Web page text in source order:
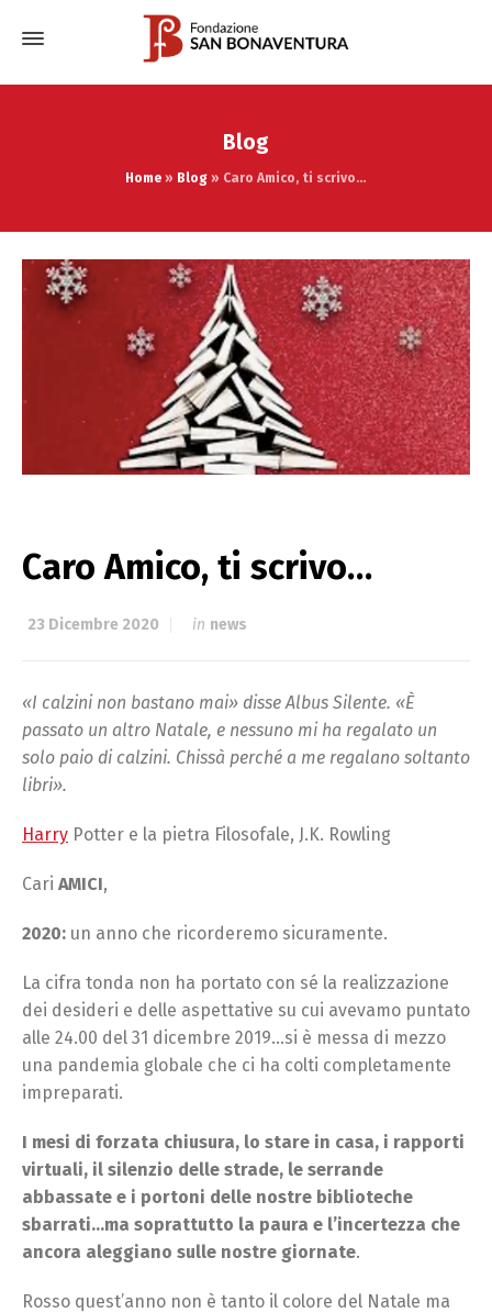
Blog
Home » Blog » Caro Amico, ti scrivo…
Caro Amico, ti scrivo…
23 Dicembre 2020 in news
«I calzini non bastano mai» disse Albus Silente. «È
passato un altro Natale, e nessuno mi ha regalato un
solo paio di calzini. Chissà perché a me regalano soltanto
libri».
Harry Potter e la pietra Filosofale, J.K. Rowling
Cari AMICI,
2020: un anno che ricorderemo sicuramente.
La cifra tonda non ha portato con sé la realizzazione
dei desideri e delle aspettative su cui avevamo puntato
alle 24.00 del 31 dicembre 2019…si è messa di mezzo
una pandemia globale che ci ha colti completamente
impreparati.
I mesi di forzata chiusura, lo stare in casa, i rapporti
virtuali, il silenzio delle strade, le serrande
abbassate e i portoni delle nostre biblioteche
sbarrati…ma soprattutto la paura e l’incertezza che
ancora aleggiano sulle nostre giornate.
Rosso quest’anno non è tanto il colore del Natale ma